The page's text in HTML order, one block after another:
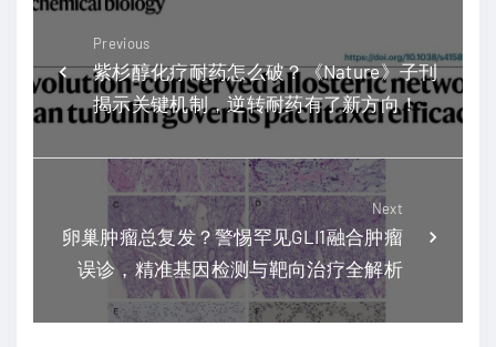
Previous
紫杉醇化疗耐药怎么破？《Nature》子刊
揭示关键机制，逆转耐药有了新方向！
Next
卵巢肿瘤总复发？警惕罕见GLI1融合肿瘤
误诊，精准基因检测与靶向治疗全解析